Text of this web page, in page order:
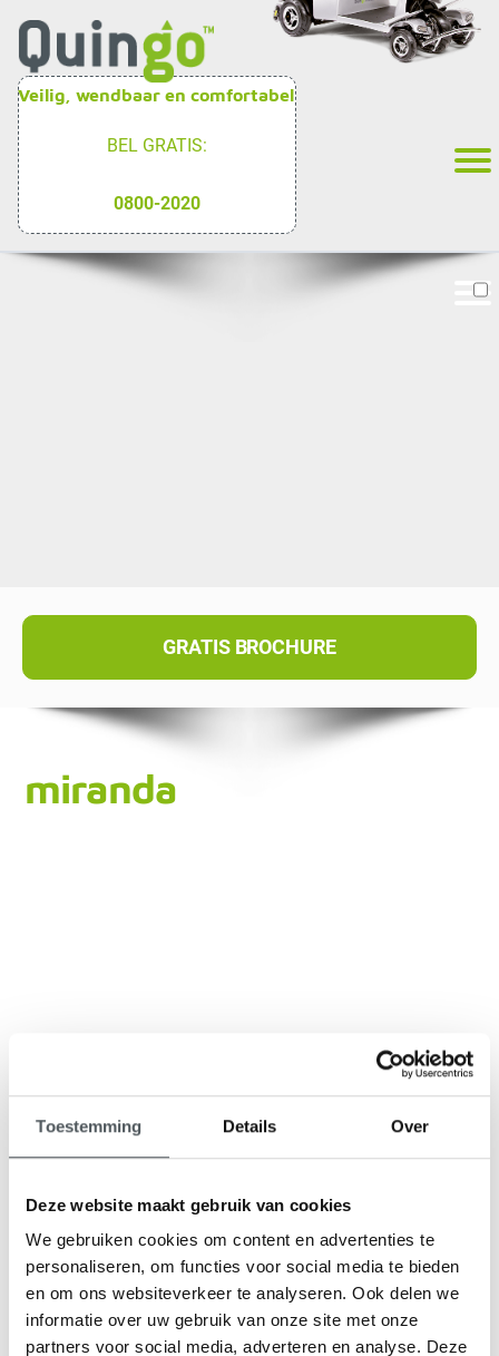
Toestemming Details Over
Deze website maakt gebruik van cookies
We gebruiken cookies om content en advertenties te
personaliseren, om functies voor social media te bieden
en om ons websiteverkeer te analyseren. Ook delen we
informatie over uw gebruik van onze site met onze
partners voor social media, adverteren en analyse. Deze
Veilig, wendbaar en comfortabel
BEL GRATIS:
0800-2020
GRATIS BROCHURE
miranda
9,1